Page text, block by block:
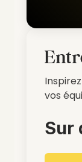
vos
Sur